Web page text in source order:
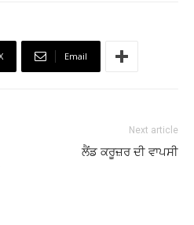
Email
Next article
ਲੈਂਡ ਕਰੂਜ਼ਰ ਦੀ ਵਾਪਸੀ